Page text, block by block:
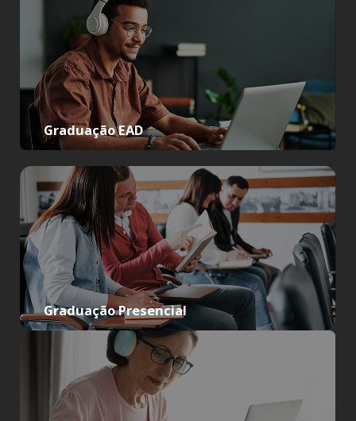
Graduação EAD
Graduação Presencial